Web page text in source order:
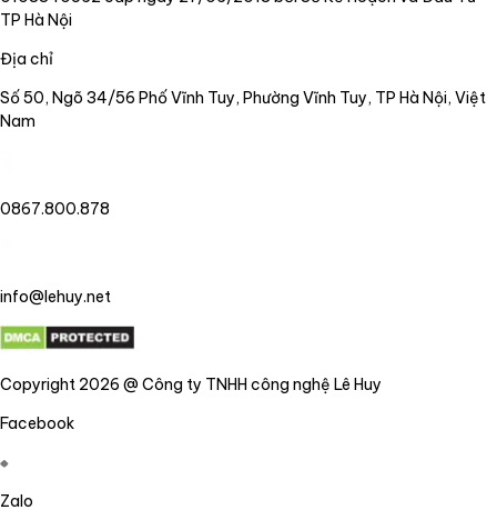
TP Hà Nội
Địa chỉ
Số 50, Ngõ 34/56 Phố Vĩnh Tuy, Phường Vĩnh Tuy, TP Hà Nội, Việt
Nam
0867.800.878
info@lehuy.net
Copyright 2026 @ Công ty TNHH công nghệ Lê Huy
Facebook
Zalo